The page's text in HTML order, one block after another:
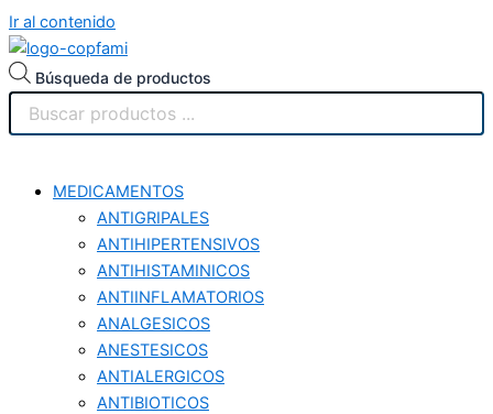
Ir al contenido
Búsqueda de productos
MEDICAMENTOS
ANTIGRIPALES
ANTIHIPERTENSIVOS
ANTIHISTAMINICOS
ANTIINFLAMATORIOS
ANALGESICOS
ANESTESICOS
ANTIALERGICOS
ANTIBIOTICOS